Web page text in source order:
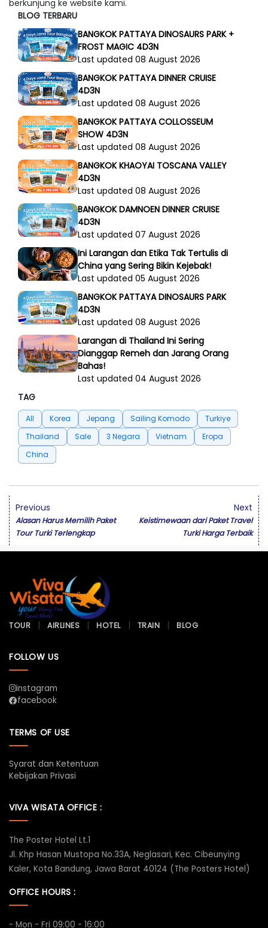
berkunjung ke website kami.
BLOG TERBARU
BANGKOK PATTAYA DINOSAURS PARK +
FROST MAGIC 4D3N
Last updated 08 August 2026
BANGKOK PATTAYA DINNER CRUISE
4D3N
Last updated 08 August 2026
BANGKOK PATTAYA COLLOSSEUM
SHOW 4D3N
Last updated 08 August 2026
BANGKOK KHAOYAI TOSCANA VALLEY
4D3N
Last updated 08 August 2026
BANGKOK DAMNOEN DINNER CRUISE
4D3N
Last updated 07 August 2026
Ini Larangan dan Etika Tak Tertulis di
China yang Sering Bikin Kejebak!
Last updated 05 August 2026
BANGKOK PATTAYA DINOSAURS PARK
4D3N
Last updated 08 August 2026
Larangan di Thailand Ini Sering
Dianggap Remeh dan Jarang Orang
Bahas!
Last updated 04 August 2026
TAG
All Korea Jepang Sailing Komodo
Turkiye
Thailand
Sale 3 Negara Vietnam
Eropa
China
Previous
Alasan Harus Memilih Paket
Tour Turki Terlengkap
Next
Keistimewaan dari Paket Travel
Turki Harga Terbaik
TOUR AIRLINES HOTEL TRAIN BLOG
FOLLOW US
instagram
facebook
TERMS OF USE
Syarat dan Ketentuan
Kebijakan Privasi
VIVA WISATA OFFICE :
The Poster Hotel Lt.1
Jl. Khp Hasan Mustopa No.33A, Neglasari, Kec. Cibeunying
Kaler, Kota Bandung, Jawa Barat 40124 (The Posters Hotel)
OFFICE HOURS :
- Mon - Fri 09:00 - 16:00